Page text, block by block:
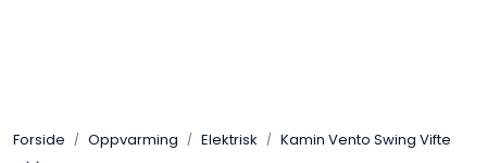
Forside Oppvarming Elektrisk Kamin Vento Swing Vifte
Koblingsmatriell